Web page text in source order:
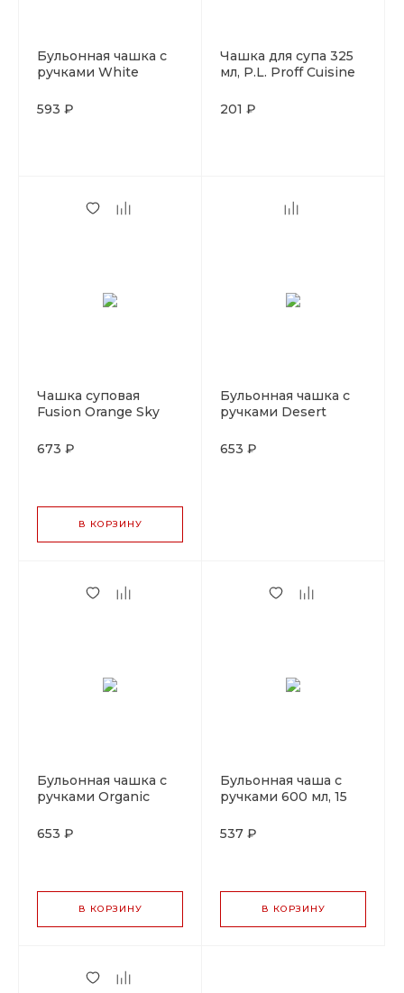
Бульонная чашка с
ручками White
см, P.L. Proff Cuisine
593 ₽
Чашка для супа 325
мл, P.L. Proff Cuisine
201 ₽
Чашка суповая
Fusion Orange Sky
Proff Cuisine
673 ₽
В КОРЗИНУ
Бульонная чашка с
ручками Desert
P.L. Proff Cuisine
653 ₽
Бульонная чашка с
ручками Organic
P.L. Proff Cuisine
653 ₽
В КОРЗИНУ
Бульонная чаша с
ручками 600 мл, 15
Proff Cuisine
537 ₽
В КОРЗИНУ